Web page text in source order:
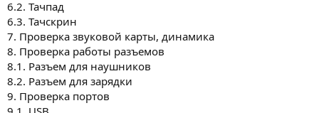
6.2. Тачпад
6.3. Тачскрин
7. Проверка звуковой карты, динамика
8. Проверка работы разъемов
8.1. Разъем для наушников
8.2. Разъем для зарядки
9. Проверка портов